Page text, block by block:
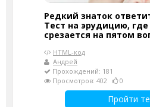
Редкий знаток
Тест на эрудицию,
срезается на пятом
HTML-код
Андрей
Прохождений: 181
Просмотров: 402
0
Пройти